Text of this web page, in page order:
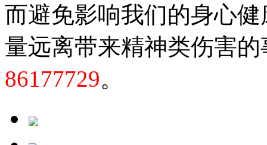
而避免影响我们的身心
量远离带来精神类伤害
86177729。